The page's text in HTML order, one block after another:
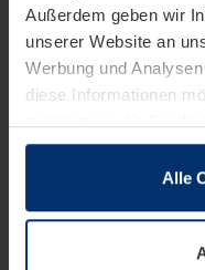
Außerdem geben wir
unserer Website an
Werbung und
diese Informationen
sie im Rahmen Ihrer
wenn diese für den
notwendig sind. Für
Alle